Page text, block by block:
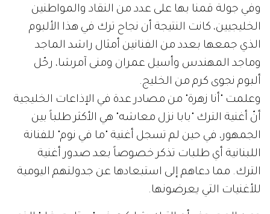
وفي جولة قمنا بها على عدد من النقاد والمواطنين
الخليجيين، كانت النتيجة أن نجاح ترك في هذا الألبوم
الذي جمعها بعدد من الفنانين أمثال راشد الماجد
وماجد المهندس وأسيل عمران ومنى آمرشا، رحّل
ألبوم نجوى كرم من الخليج.
وعلمت "أنا زهرة" من مصادر عدة في الإذاعات الخليجية
أنّ أغنية الترك "بابا نزل معاشه" هي الأكثر طلباً بين
الجمهور، في حين لم تسجل أغنية "ما في نوم" للفنانة
اللبنانية أي طلبات تذكر خصوصاً بعد صدور أغنية
الترك. مما دعاهم إلى استبعادها عن جدولتهم اليومية
للأغنيات التي يعرضونها.